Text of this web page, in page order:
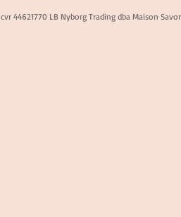
cvr 44621770 LB Nyborg Trading dba Maison